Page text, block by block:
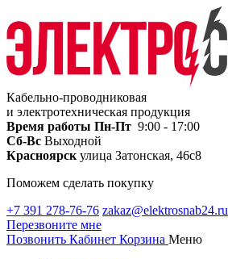
Кабельно-проводниковая
и электротехническая продукция
Время работы Пн-Пт 9:00 - 17:00
Сб-Вс Выходной
Красноярск улица Затонская, 46с8
Поможем сделать покупку
+7 391 278-76-76 zakaz@elektrosnab24.ru
Перезвоните мне
Позвонить Кабинет Корзина Меню